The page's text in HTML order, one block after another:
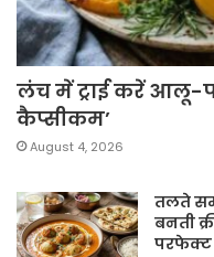
लंच में ट्राई करें आलू-
कैप्सीकम’
August 4, 2026
तलते
बनती
परफेक्ट